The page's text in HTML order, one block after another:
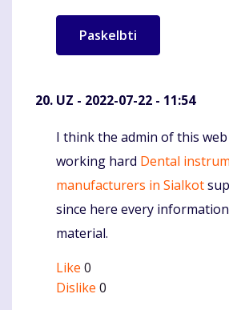
UZ - 2022-07-22 - 11:54
Komentaras
I think the admin of this
working hard Dental
manufacturers in Sialkot
since here every
material.
Like 0
Dislike 0